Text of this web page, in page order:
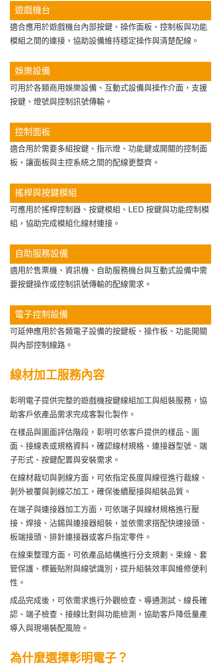
遊戲機台
適合應用於遊戲機台內部按鍵、操作面板、控制板與功能
模組之間的連接，協助設備維持穩定操作與清楚配線。
娛樂設備
可用於各類商用娛樂設備、互動式設備與操作介面，支援
按鍵、燈號與控制訊號傳輸。
控制面板
適合用於需要多組按鍵、指示燈、功能鍵或開關的控制面
板，讓面板與主控系統之間的配線更整齊。
搖桿與按鍵模組
可應用於搖桿控制器、按鍵模組、LED 按鍵與功能控制模
組，協助完成模組化線材連接。
自助服務設備
適用於售票機、資訊機、自助服務機台與互動式設備中需
要按鍵操作或控制訊號傳輸的配線需求。
電子控制設備
可延伸應用於各類電子設備的按鍵板、操作板、功能開關
與內部控制線路。
線材加工服務內容
彰明電子提供完整的遊戲機按鍵線組加工與組裝服務，協
助客戶依產品需求完成客製化製作。
在樣品與圖面評估階段，彰明可依客戶提供的樣品、圖
面、接線表或規格資料，確認線材規格、連接器型號、端
子形式、按鍵配置與安裝需求。
在線材裁切與剝線方面，可依指定長度與線徑進行裁線、
剝外被覆與剝線芯加工，確保後續壓接與組裝品質。
在端子與連接器加工方面，可依端子與線材規格進行壓
接、焊接、沾錫與連接器組裝，並依需求搭配快速接頭、
板端接頭、排針連接器或客戶指定零件。
在線束整理方面，可依產品結構進行分支規劃、束線、套
管保護、標籤貼附與線號識別，提升組裝效率與維修便利
性。
成品完成後，可依需求進行外觀檢查、導通測試、線長確
認、端子檢查、接線比對與功能檢測，協助客戶降低量產
導入與現場裝配風險。
為什麼選擇彰明電子？